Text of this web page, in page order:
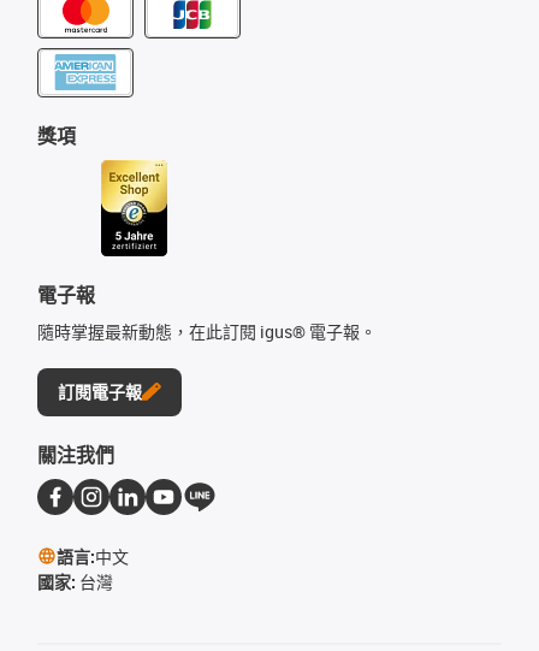
獎項
電子報
隨時掌握最新動態，在此訂閱 igus® 電子報。
訂閱電子報
關注我們
語言:中文
國家: 台灣